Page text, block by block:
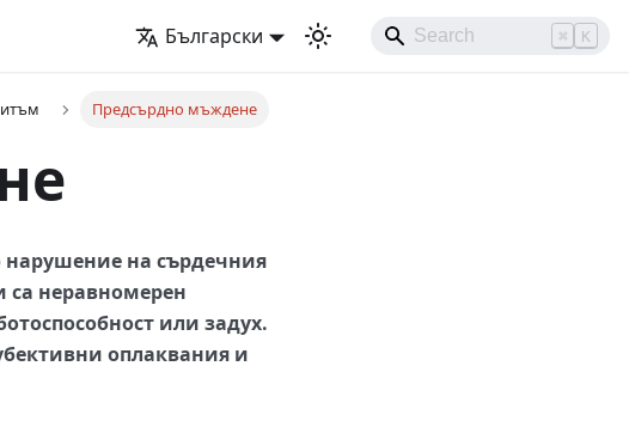
Български ⌘ K
Предсърдно мъждене
на сърдечния
са неравномерен
или задух.
оплаквания и